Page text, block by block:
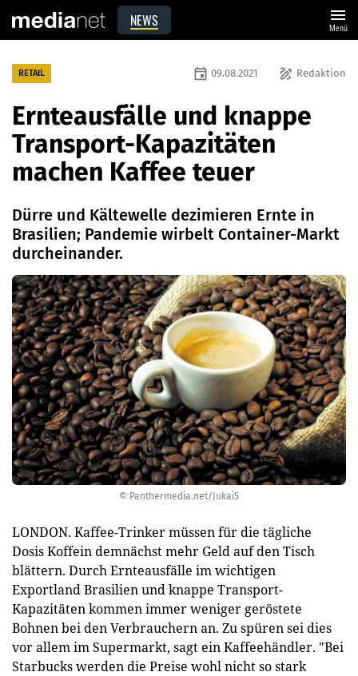
NEWS menu
Menü
© Panthermedia.net/Jukai5
RETAIL draw Redaktion
event 09.08.2021
Ernteausfälle und knappe
Transport-Kapazitäten
machen Kaffee teuer
Dürre und Kältewelle dezimieren Ernte in
Brasilien; Pandemie wirbelt Container-Markt
durcheinander.
LONDON. Kaffee-Trinker müssen für die tägliche
Dosis Koffein demnächst mehr Geld auf den Tisch
blättern. Durch Ernteausfälle im wichtigen
Exportland Brasilien und knappe Transport-
Kapazitäten kommen immer weniger geröstete
Bohnen bei den Verbrauchern an. Zu spüren sei dies
vor allem im Supermarkt, sagt ein Kaffeehändler. "Bei
Starbucks werden die Preise wohl nicht so stark